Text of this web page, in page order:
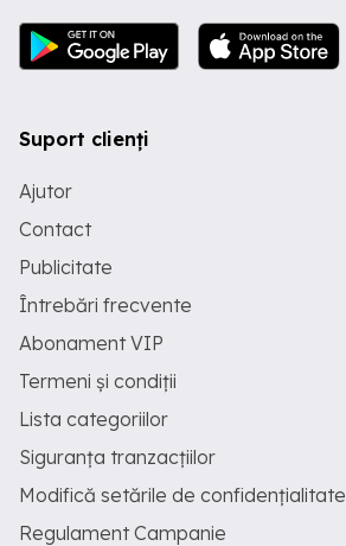
Suport clienți
Ajutor
Contact
Publicitate
Întrebări frecvente
Abonament VIP
Termeni și condiții
Lista categoriilor
Siguranța tranzacțiilor
Modifică setările de confidențialitate
Regulament Campanie